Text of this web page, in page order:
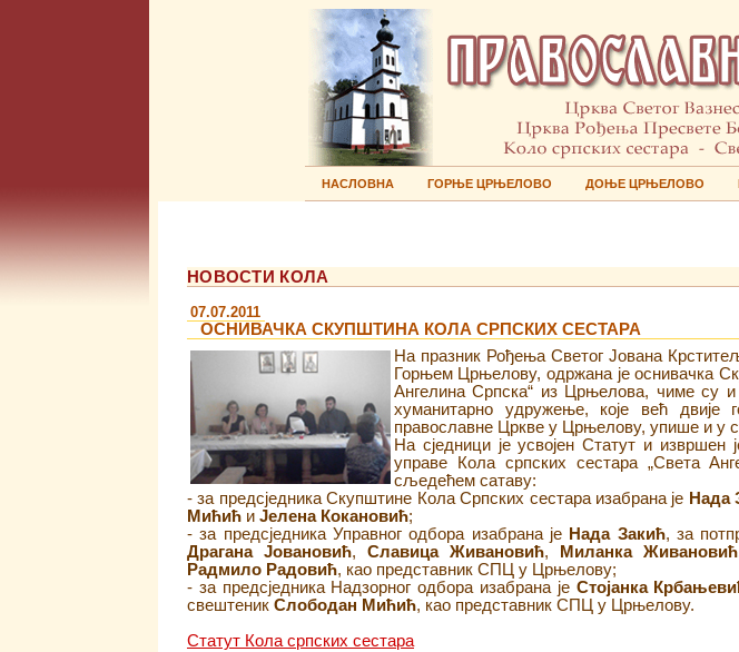
НАСЛОВНА ГОРЊЕ ЦРЊЕЛОВО ДОЊЕ ЦРЊЕЛОВО
НОВОСТИ КОЛА
07.07.2011
ОСНИВАЧКА СКУПШТИНА КОЛА СРПСКИХ СЕСТАРА
На празник Рођења Светог Јована
Горњем Црњелову, одржана је оснивачка
Ангелина Српска“ из Црњелова, чиме су
хуманитарно удружење, које већ двије
православне Цркве у Црњелову, упише и у
На сједници је усвојен Статут и
управе Кола српских сестара „Света
сљедећем сатаву:
- за предсједника Скупштине Кола Српских сестара изабрана је Нада
Мићић и Јелена Кокановић;
- за предсједника Управног одбора изабрана је Нада Закић, за
Драгана Јовановић, Славица Живановић, Миланка Живановић
Радмило Радовић, као представник СПЦ у Црњелову;
- за предсједника Надзорног одбора изабрана је Стојанка
свештеник Слободан Мићић, као представник СПЦ у Црњелову.
Статут Кола српских сестара